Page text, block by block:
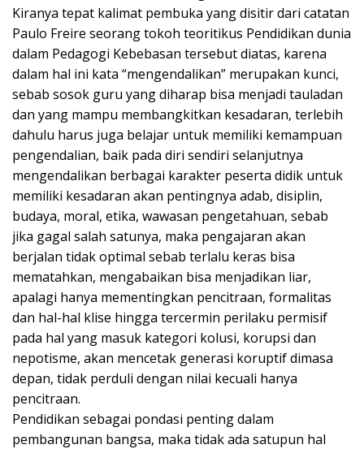
Kiranya tepat kalimat pembuka yang disitir dari catatan
Paulo Freire seorang tokoh teoritikus Pendidikan dunia
dalam Pedagogi Kebebasan tersebut diatas, karena
dalam hal ini kata “mengendalikan” merupakan kunci,
sebab sosok guru yang diharap bisa menjadi tauladan
dan yang mampu membangkitkan kesadaran, terlebih
dahulu harus juga belajar untuk memiliki kemampuan
pengendalian, baik pada diri sendiri selanjutnya
mengendalikan berbagai karakter peserta didik untuk
memiliki kesadaran akan pentingnya adab, disiplin,
budaya, moral, etika, wawasan pengetahuan, sebab
jika gagal salah satunya, maka pengajaran akan
berjalan tidak optimal sebab terlalu keras bisa
mematahkan, mengabaikan bisa menjadikan liar,
apalagi hanya mementingkan pencitraan, formalitas
dan hal-hal klise hingga tercermin perilaku permisif
pada hal yang masuk kategori kolusi, korupsi dan
nepotisme, akan mencetak generasi koruptif dimasa
depan, tidak perduli dengan nilai kecuali hanya
pencitraan.
Pendidikan sebagai pondasi penting dalam
pembangunan bangsa, maka tidak ada satupun hal